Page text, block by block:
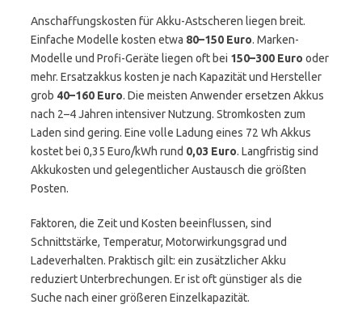
Anschaffungskosten für Akku-Astscheren liegen breit.
Einfache Modelle kosten etwa 80–150 Euro. Marken-
Modelle und Profi-Geräte liegen oft bei 150–300 Euro oder
mehr. Ersatzakkus kosten je nach Kapazität und Hersteller
grob 40–160 Euro. Die meisten Anwender ersetzen Akkus
nach 2–4 Jahren intensiver Nutzung. Stromkosten zum
Laden sind gering. Eine volle Ladung eines 72 Wh Akkus
kostet bei 0,35 Euro/kWh rund 0,03 Euro. Langfristig sind
Akkukosten und gelegentlicher Austausch die größten
Posten.
Faktoren, die Zeit und Kosten beeinflussen, sind
Schnittstärke, Temperatur, Motorwirkungsgrad und
Ladeverhalten. Praktisch gilt: ein zusätzlicher Akku
reduziert Unterbrechungen. Er ist oft günstiger als die
Suche nach einer größeren Einzelkapazität.